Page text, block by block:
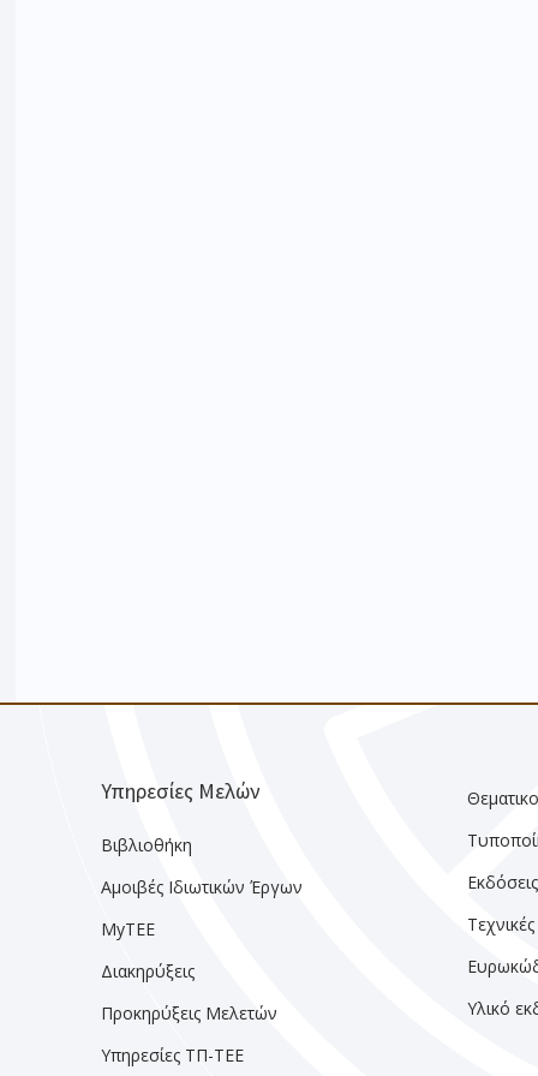
Υπηρεσίες Μελών
Βιβλιοθήκη
Αμοιβές Ιδιωτικών Έργων
MyTEE
Διακηρύξεις
Προκηρύξεις Μελετών
Υπηρεσίες ΤΠ-ΤΕΕ
Εκδόσεις
Υλικό